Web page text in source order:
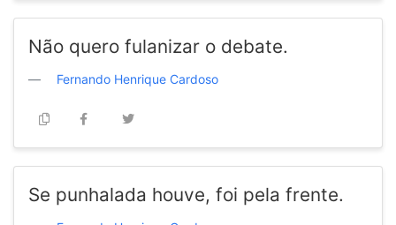
Não quero fulanizar o debate.
Fernando Henrique Cardoso
Se punhalada houve, foi pela frente.